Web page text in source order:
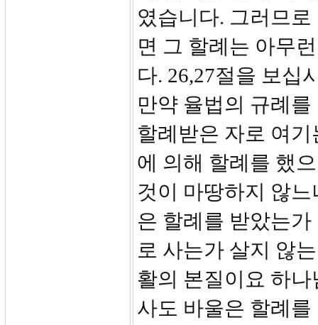
였습니다. 그러므
면 그 할례는 아무
다. 26,27절을 보십
만약 율법의 규례
할례받은 자로 여
에 의해 할례를 했
것이 마땅하지 않
은 할례를 받았는
로 사는가 살지 않
활의 본질이요 하
사도 바울은 할례